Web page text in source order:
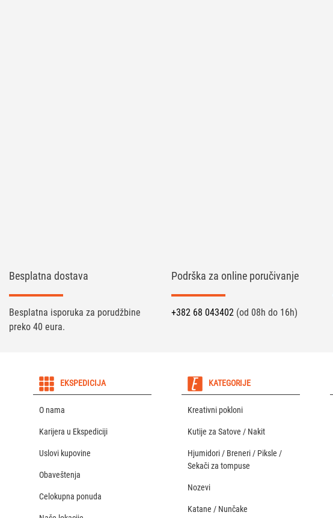
Besplatna dostava
Besplatna isporuka za porudžbine
preko 40 eura.
Podrška za online poručivanje
+382 68 043402 (od 08h do 16h)
EKSPEDICIJA
O nama
Karijera u Ekspediciji
Uslovi kupovine
Obaveštenja
Celokupna ponuda
KATEGORIJE
Kreativni pokloni
Kutije za Satove / Nakit
Hjumidori / Breneri / Piksle /
Sekači za tompuse
Nozevi
Katane / Nunčake